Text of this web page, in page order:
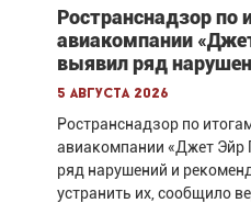
Ространснадзор по
авиакомпании
выявил ряд
5 августа 2026
Ространснадзор по
авиакомпании «Джет Эйр
ряд нарушений и
устранить их, сообщило